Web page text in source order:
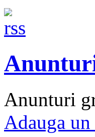
Anunturi
Adauga